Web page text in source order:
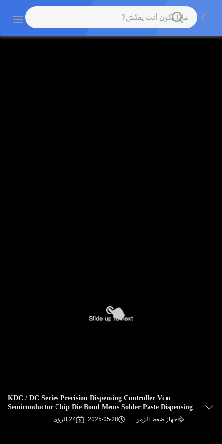
KDC / DC Series Precision Dispensing Controller Vcm
Semiconductor Chip Die Bond Mems Solder Paste Dispensing
Microdosing وحدة تحكم الدفع الدقيق في سلسلة KDC / DC
جهاز ضغط الزمن 2025-05-28 24 الرؤى